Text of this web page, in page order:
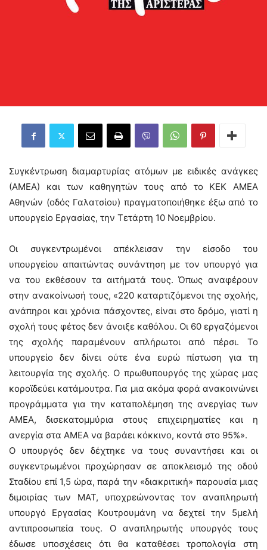
Συγκέντρωση διαμαρτυρίας ατόμων με ειδικές ανάγκες
(ΑΜΕΑ) και των καθηγητών τους από το ΚΕΚ ΑΜΕΑ
Αθηνών (οδός Γαλατσίου) πραγματοποιήθηκε έξω από το
υπουργείο Εργασίας, την Τετάρτη 10 Νοεμβρίου.
Οι συγκεντρωμένοι απέκλεισαν την είσοδο του
υπουργείου απαιτώντας συνάντηση με τον υπουργό για
να του εκθέσουν τα αιτήματά τους. Όπως αναφέρουν
στην ανακοίνωσή τους, «220 καταρτιζόμενοι της σχολής,
ανάπηροι και χρόνια πάσχοντες, είναι στο δρόμο, γιατί η
σχολή τους φέτος δεν άνοιξε καθόλου. Οι 60 εργαζόμενοι
της σχολής παραμένουν απλήρωτοι από πέρσι. Το
υπουργείο δεν δίνει ούτε ένα ευρώ πίστωση για τη
λειτουργία της σχολής. Ο πρωθυπουργός της χώρας μας
κοροϊδεύει κατάμουτρα. Για μια ακόμα φορά ανακοινώνει
προγράμματα για την καταπολέμηση της ανεργίας των
ΑΜΕΑ, δισεκατομμύρια στους επιχειρηματίες και η
ανεργία στα ΑΜΕΑ να βαράει κόκκινο, κοντά στο 95%».
Ο υπουργός δεν δέχτηκε να τους συναντήσει και οι
συγκεντρωμένοι προχώρησαν σε αποκλεισμό της οδού
Σταδίου επί 1,5 ώρα, παρά την «διακριτική» παρουσία μιας
διμοιρίας των ΜΑΤ, υποχρεώνοντας τον αναπληρωτή
υπουργό Εργασίας Κουτρουμάνη να δεχτεί την 5μελή
αντιπροσωπεία τους. Ο αναπληρωτής υπουργός τους
έδωσε υποσχέσεις ότι θα καταθέσει τροπολογία στη